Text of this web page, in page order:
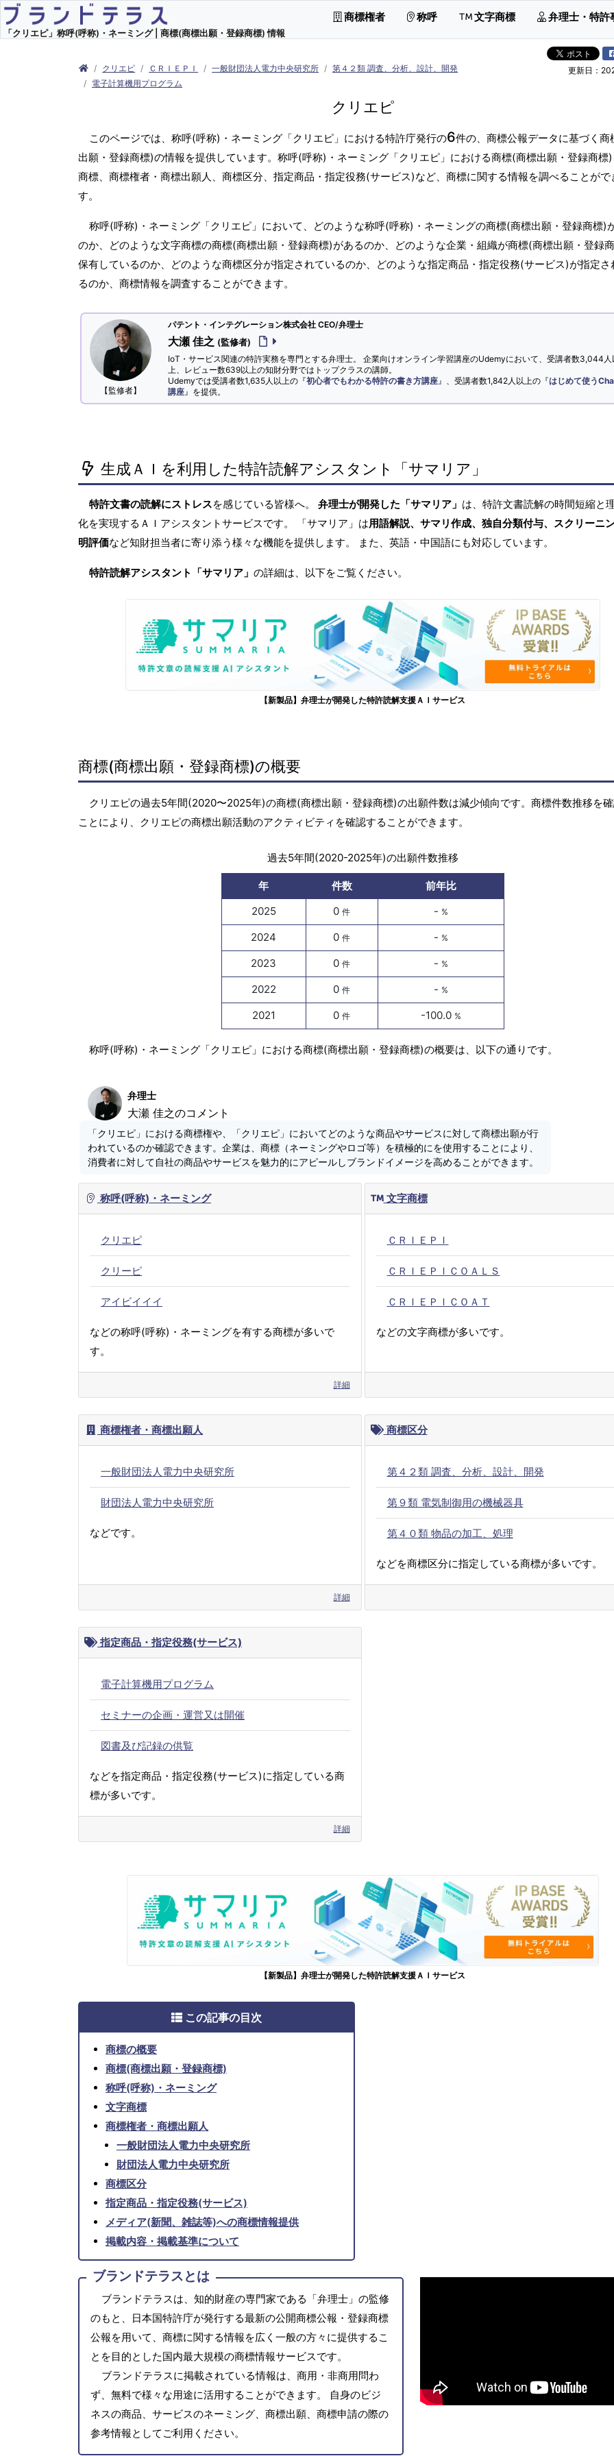
「クリエピ」称呼(呼称)・ネーミング | 商標(商標出願・登録商標) 情報
商標権者 称呼 文字商標 弁理士・特許
クリエピ ＣＲＩＥＰＩ 一般財団法人電力中央研究所
第４２類 調査、分析、設計、開発
電子計算機用プログラム
更新日：
クリエピ
このページでは、称呼(呼称)・ネーミング「クリエピ」における特許庁発行の6件の、商標公報データに基づく商
出願・登録商標)の情報を提供しています。称呼(呼称)・ネーミング「クリエピ」における商標(商標出願・登録商標
商標、商標権者・商標出願人、商標区分、指定商品・指定役務(サービス)など、商標に関する情報を調べることがで
す。
称呼(呼称)・ネーミング「クリエピ」において、どのような称呼(呼称)・ネーミングの商標(商標出願・登録商標)
のか、どのような文字商標の商標(商標出願・登録商標)があるのか、どのような企業・組織が商標(商標出願・登録
保有しているのか、どのような商標区分が指定されているのか、どのような指定商品・指定役務(サービス)が指定さ
るのか、商標情報を調査することができます。
【監修者】
パテント・インテグレーション株式会社 CEO/弁理士
大瀬 佳之 (監修者)
IoT・サービス関連の特許実務を専門とする弁理士。 企業向けオンライン学習講座のUdemyにおいて、受講者数3,044人
上、レビュー数639以上の知財分野ではトップクラスの講師。
Udemyでは受講者数1,635人以上の『初心者でもわかる特許の書き方講座 』、受講者数1,842人以上の『はじめて使う
講座 』を提供。
生成ＡＩを利用した特許読解アシスタント「サマリア」
特許文書の読解にストレスを感じている皆様へ。 弁理士が開発した「サマリア」 は、特許文書読解の時間短縮と
化を実現するＡＩアシスタントサービスです。 「サマリア」は用語解説、サマリ作成、独自分類付与、スクリーニ
明評価など知財担当者に寄り添う様々な機能を提供します。 また、英語・中国語にも対応しています。
特許読解アシスタント「サマリア」 の詳細は、以下をご覧ください。
【新製品】弁理士が開発した特許読解支援ＡＩサービス
商標(商標出願・登録商標)の概要
クリエピの過去5年間(2020〜2025年)の商標(商標出願・登録商標)の出願件数は減少傾向です。商標件数推移を
ことにより、クリエピの商標出願活動のアクティビティを確認することができます。
過去5年間(2020-2025年)の出願件数推移
年 件数
前年比
2025
0件 - %
2024 0件 - %
2023 0件 - %
2022 0件 - %
2021 0件 -100.0 %
称呼(呼称)・ネーミング「クリエピ」における商標(商標出願・登録商標)の概要は、以下の通りです。
弁理士
大瀬 佳之のコメント
「クリエピ」における商標権や、「クリエピ」においてどのような商品やサービスに対して商標出願が行
われているのか確認できます。企業は、商標（ネーミングやロゴ等）を積極的にを使用することにより、
消費者に対して自社の商品やサービスを魅力的にアピールしブランドイメージを高めることができます。
称呼(呼称)・ネーミング
クリエピ
クリーピ
アイビイイイ
などの称呼(呼称)・ネーミングを有する商標が多いで
す。
詳細
文字商標
ＣＲＩＥＰＩ
ＣＲＩＥＰＩＣＯＡＬＳ
ＣＲＩＥＰＩＣＯＡＴ
などの文字商標が多いです。
商標権者・商標出願人
一般財団法人電力中央研究所
財団法人電力中央研究所
などです。
詳細
商標区分
第４２類 調査、分析、設計、開発
第９類 電気制御用の機械器具
第４０類 物品の加工、処理
などを商標区分に指定している商標が多いです。
指定商品・指定役務(サービス)
電子計算機用プログラム
セミナーの企画・運営又は開催
図書及び記録の供覧
などを指定商品・指定役務(サービス)に指定している商
標が多いです。
詳細
【新製品】弁理士が開発した特許読解支援ＡＩサービス
この記事の目次
商標の概要
商標(商標出願・登録商標)
称呼(呼称)・ネーミング
文字商標
商標権者・商標出願人
一般財団法人電力中央研究所
財団法人電力中央研究所
商標区分
指定商品・指定役務(サービス)
メディア(新聞、雑誌等)への商標情報提供
掲載内容・掲載基準について
ブランドテラスとは
ブランドテラスは、知的財産の専門家である「弁理士」の監修
のもと、日本国特許庁が発行する最新の公開商標公報・登録商標
公報を用いて、商標に関する情報を広く一般の方々に提供するこ
とを目的とした国内最大規模の商標情報サービスです。
ブランドテラスに掲載されている情報は、商用・非商用問わ
ず、無料で様々な用途に活用することができます。 自身のビジ
ネスの商品、サービスのネーミング、商標出願、商標申請の際の
参考情報としてご利用ください。